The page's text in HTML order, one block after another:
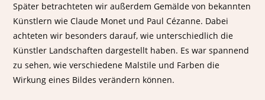
Später betrachteten wir außerdem Gemälde von bekannten
Künstlern wie Claude Monet und Paul Cézanne. Dabei
achteten wir besonders darauf, wie unterschiedlich die
Künstler Landschaften dargestellt haben. Es war spannend
zu sehen, wie verschiedene Malstile und Farben die
Wirkung eines Bildes verändern können.